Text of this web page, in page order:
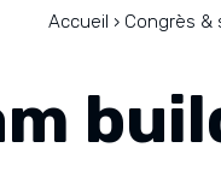
Accueil › Congrès &